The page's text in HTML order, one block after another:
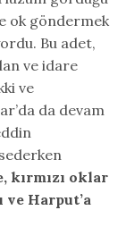
ok göndermek
Bu adet,
ve idare
ve
da devam
kırmızı oklar
ve Harput’a